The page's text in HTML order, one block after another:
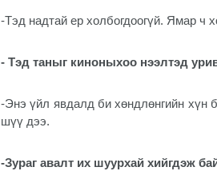
-Тэд надтай ер холбогдоогүй. Ямар ч
- Тэд таныг киноныхоо нээлтэд
-Энэ үйл явдалд би хөндлөнгийн хүн
шүү дээ.
-Зураг авалт их шуурхай хийгдэж